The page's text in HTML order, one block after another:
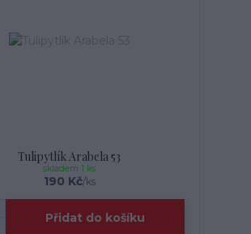
Tulipytlík Arabela 53
190 Kč/ks
skladem 1 ks
Přidat do košíku